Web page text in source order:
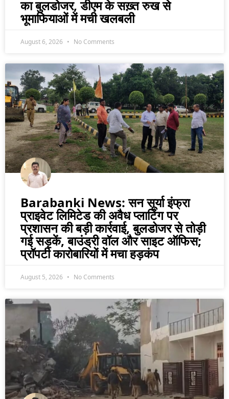
का बुलडोजर, डीएम के सख़्त रुख से
भूमाफियाओं में मची खलबली
August 6, 2026 No Comments
Barabanki News: सन सूर्या इंफ्रा
प्राइवेट लिमिटेड की अवैध प्लाटिंग पर
प्रशासन की बड़ी कार्रवाई, बुलडोजर से तोड़ी
गई सड़कें, बाउंड्री वॉल और साइट ऑफिस;
प्रॉपर्टी कारोबारियों में मचा हड़कंप
August 5, 2026 No Comments